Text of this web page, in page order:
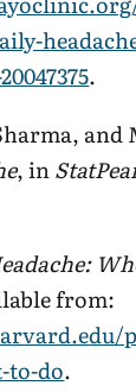
.
and
, in
from:
to-do.